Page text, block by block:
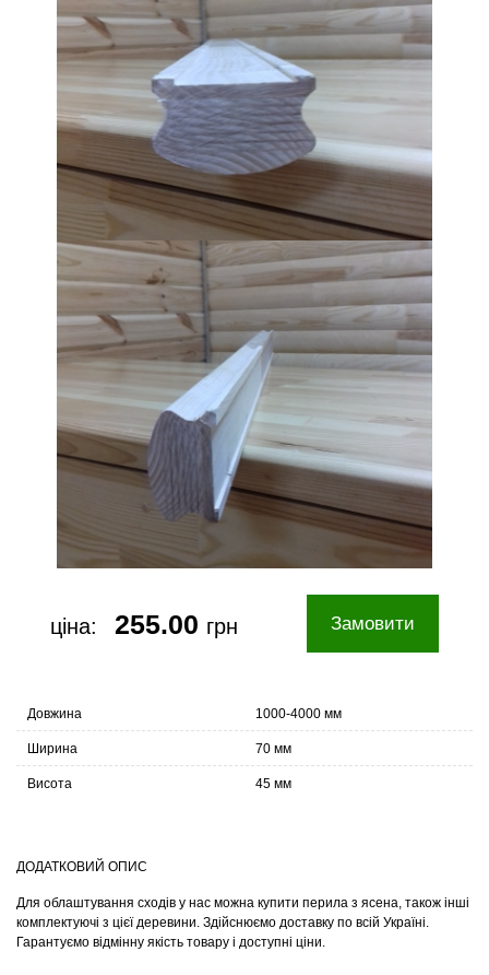
ціна: 255.00 грн Замовити
Довжина 1000-4000 мм
Ширина 70 мм
Висота 45 мм
ДОДАТКОВИЙ ОПИС
Для облаштування сходів у нас можна купити перила з ясена, також інші
комплектуючі з цієї деревини. Здійснюємо доставку по всій Україні.
Гарантуємо відмінну якість товару і доступні ціни.